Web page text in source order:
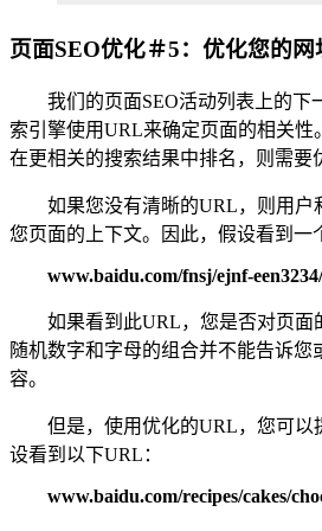
页面SEO优化＃5：优化您的网
我们的页面SEO活动列表上的下
索引擎使用URL来确定页面的相关性
在更相关的搜索结果中排名，则需要
如果您没有清晰的URL，则用户
您页面的上下文。因此，假设看到一
www.baidu.com/fnsj/ejnf-
如果看到此URL，您是否对页面
随机数字和字母的组合并不能告诉您
容。
但是，使用优化的URL，您可以
设看到以下URL：
www.baidu.com/recipes/cakes/